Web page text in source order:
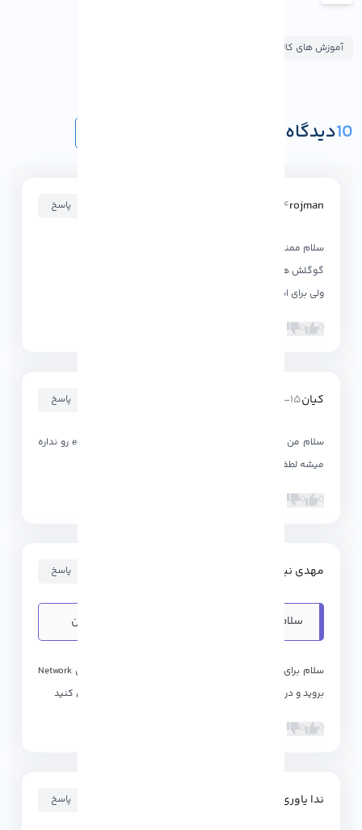
آموزش های کالی لینوکس
10دیدگاه و پرسش
rojman۱۴۰۲-۰۹-۱۴ ۱۹:۰۰:۲۹ پاسخ
سلام ممنونم من د ر کالی به وای فای متصل است
گوگلش هم کار میکند
ولی برای ابزاری میگوید no wireless interface
0
0
کیان۱۴۰۲-۰۲-۱۵ ۲۳:۳۹:۱۹ پاسخ
سلام من از wmware استفاده میکنم ولی برای من enable wi fi رو نداره
میشه لطفا راهنمایی کنید
0
0
مهدی نیرومند پاسخ
سلام من از wmware استفاده میکنم ولی برای من
enable...
سلام برای حل این مورد به قسمت ویرایش سرور مجازی بخش Network
بروید و در آن بخش گزینه WiFi را برای ماشین مجازی خود فعال کنید
0
0
ندا یاوری پاسخ